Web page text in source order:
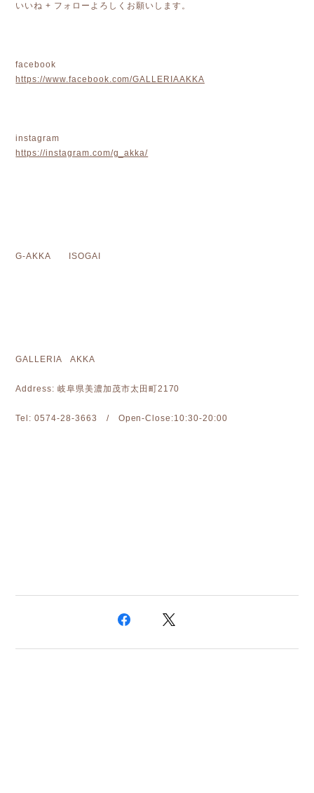
いいね + フォローよろしくお願いします。
facebook
https://www.facebook.com/GALLERIAAKKA
instagram
https://instagram.com/g_akka/
G-AKKA ISOGAI
GALLERIA AKKA
Address: 岐阜県美濃加茂市太田町2170
Tel: 0574-28-3663 / Open-Close:10:30-20:00